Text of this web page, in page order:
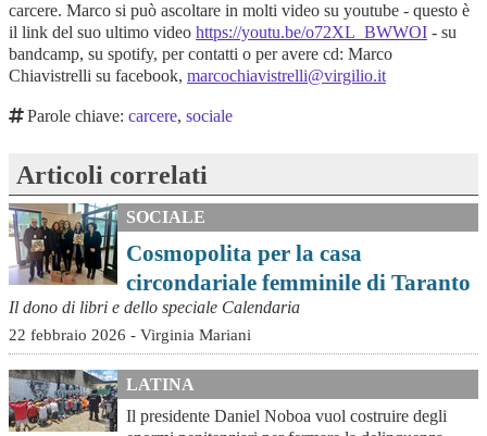
carcere. Marco si può ascoltare in molti video su youtube - questo è
il link del suo ultimo video https://youtu.be/o72XL_BWWOI - su
bandcamp, su spotify, per contatti o per avere cd: Marco
Chiavistrelli su facebook, marcochiavistrelli@virgilio.it
Parole chiave:carcere,sociale
Articoli correlati
SOCIALE
Cosmopolita per la casa
circondariale femminile di Taranto
Il dono di libri e dello speciale Calendaria
22 febbraio 2026 - Virginia Mariani
LATINA
Il presidente Daniel Noboa vuol costruire degli